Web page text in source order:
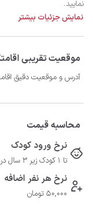
نمایید.
نمایش جزئیات بیشتر
موقعیت تقریبی
آدرس و موقعیت دقیق
محاسبه قیمت
نرخ ورود کودک
تا 1 کودک زیر 3 سال در صورتحساب لحاظ نمی گردد
نرخ هر نفر اضافه
50,000 تومان